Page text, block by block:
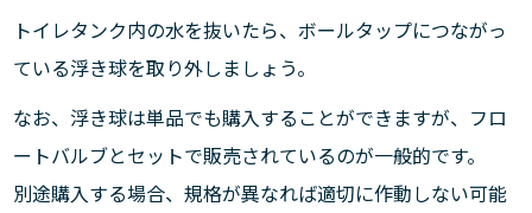
トイレタンク内の水を抜いたら、ボールタップにつながっ
ている浮き球を取り外しましょう。
なお、浮き球は単品でも購入することができますが、フロ
ートバルブとセットで販売されているのが一般的です。
別途購入する場合、規格が異なれば適切に作動しない可能